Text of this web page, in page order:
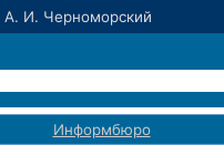
А. И. Черноморский
Информбюро